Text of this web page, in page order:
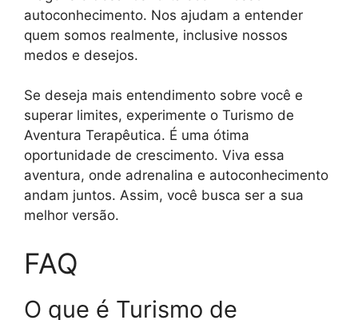
autoconhecimento. Nos ajudam a entender
quem somos realmente, inclusive nossos
medos e desejos.
Se deseja mais entendimento sobre você e
superar limites, experimente o Turismo de
Aventura Terapêutica. É uma ótima
oportunidade de crescimento. Viva essa
aventura, onde adrenalina e autoconhecimento
andam juntos. Assim, você busca ser a sua
melhor versão.
FAQ
O que é Turismo de